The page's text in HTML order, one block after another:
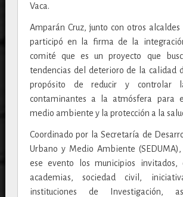
Vaca.
Amparán Cruz, junto con otros
participó en la firma de la
comité que es un proyecto que
tendencias del deterioro de la calidad
propósito de reducir y controlar
contaminantes a la atmósfera para
medio ambiente y la protección a la
Coordinado por la Secretaría de
Urbano y Medio Ambiente (SEDUMA),
ese evento los municipios invitados,
academias, sociedad civil,
instituciones de Investigación,